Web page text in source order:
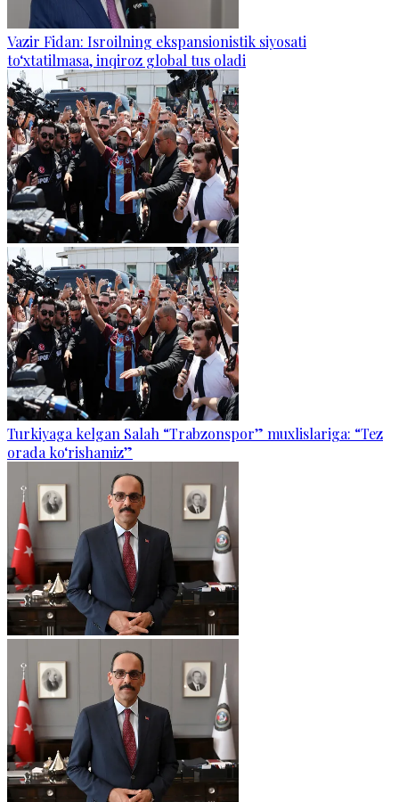
Vazir Fidan: Isroilning ekspansionistik siyosati
to‘xtatilmasa, inqiroz global tus oladi
Turkiyaga kelgan Salah “Trabzonspor” muxlislariga: “Tez
orada ko‘rishamiz”